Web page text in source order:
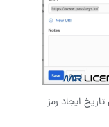
ایجاد رمز